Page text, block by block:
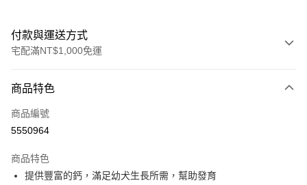
付款與運送方式
宅配滿NT$1,000免運
信用卡一次付款
信用卡分期付款
合作金庫商業銀行
華南商業銀行
彰化商業銀行
LINE Pay
商品特色
商品編號
5550964
商品特色
提供豐富的鈣，滿足幼犬生長所需，幫助發育